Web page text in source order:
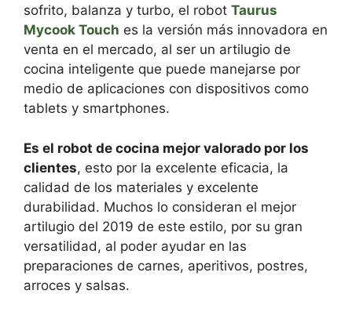
sofrito, balanza y turbo, el robot Taurus
Mycook Touch es la versión más innovadora en
venta en el mercado, al ser un artilugio de
cocina inteligente que puede manejarse por
medio de aplicaciones con dispositivos como
tablets y smartphones.
Es el robot de cocina mejor valorado por los
clientes, esto por la excelente eficacia, la
calidad de los materiales y excelente
durabilidad. Muchos lo consideran el mejor
artilugio del 2019 de este estilo, por su gran
versatilidad, al poder ayudar en las
preparaciones de carnes, aperitivos, postres,
arroces y salsas.